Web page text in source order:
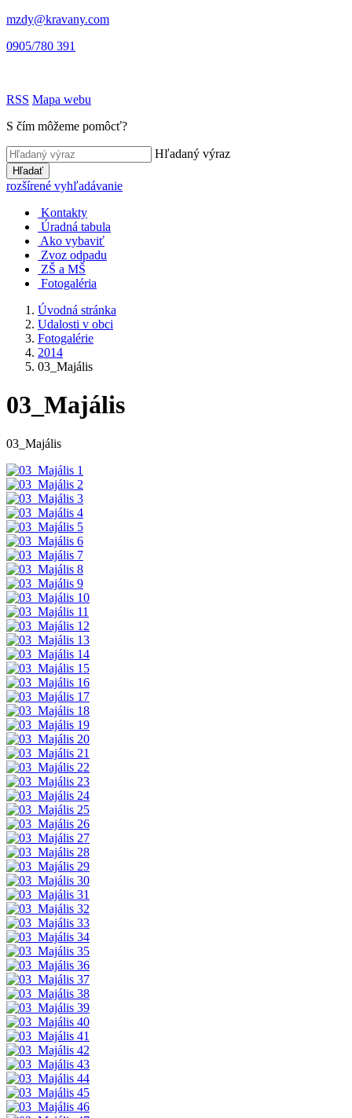
mzdy@kravany.com
0905/780 391
RSS Mapa webu
S čím môžeme pomôcť?
Hľadaný výraz
Hľadať
rozšírené vyhľadávanie
Kontakty
Úradná tabula
Ako vybaviť
Zvoz odpadu
ZŠ a MŠ
Fotogaléria
Úvodná stránka
Udalosti v obci
Fotogalérie
2014
03_Majális
03_Majális
03_Majális